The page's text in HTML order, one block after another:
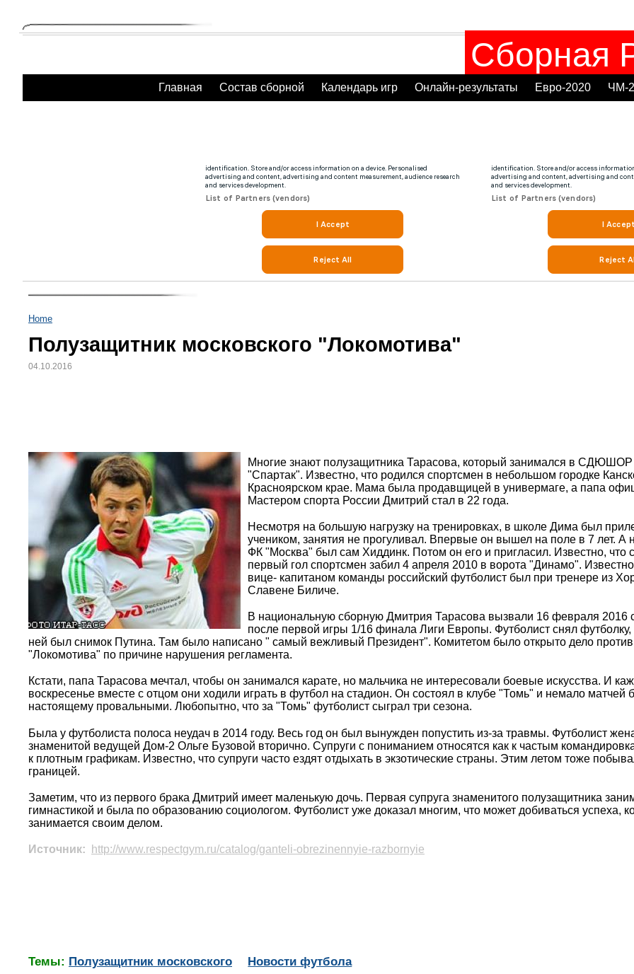
Сборная
Главная Состав сборной Календарь игр Онлайн-результаты Евро-2020 ЧМ-
Home
Полузащитник московского "Локомотива"
04.10.2016
Многие знают полузащитника Тарасова, который занимался в СДЮШОР
"Спартак". Известно, что родился спортсмен в небольшом городке
Красноярском крае. Мама была продавщицей в универмаге, а папа
Мастером спорта России Дмитрий стал в 22 года.
Несмотря на большую нагрузку на тренировках, в школе Дима был
учеником, занятия не прогуливал. Впервые он вышел на поле в 7 лет. А
ФК "Москва" был сам Хиддинк. Потом он его и пригласил. Известно, что
первый гол спортсмен забил 4 апреля 2010 в ворота "Динамо".
вице- капитаном команды российский футболист был при тренере из
Славене Биличе.
В национальную сборную Дмитрия Тарасова вызвали 16 февраля 2016
после первой игры 1/16 финала Лиги Европы. Футболист снял футболку,
ней был снимок Путина. Там было написано " самый вежливый Президент". Комитетом было открыто дело против
"Локомотива" по причине нарушения регламента.
Кстати, папа Тарасова мечтал, чтобы он занимался карате, но мальчика не интересовали боевые искусства. И
воскресенье вместе с отцом они ходили играть в футбол на стадион. Он состоял в клубе "Томь" и немало матчей
настоящему провальными. Любопытно, что за "Томь" футболист сыграл три сезона.
Была у футболиста полоса неудач в 2014 году. Весь год он был вынужден попустить из-за травмы. Футболист
знаменитой ведущей Дом-2 Ольге Бузовой вторично. Супруги с пониманием относятся как к частым
к плотным графикам. Известно, что супруги часто ездят отдыхать в экзотические страны. Этим летом тоже
границей.
Заметим, что из первого брака Дмитрий имеет маленькую дочь. Первая супруга знаменитого полузащитника
гимнастикой и была по образованию социологом. Футболист уже доказал многим, что может добиваться успеха,
занимается своим делом.
Источник: http://www.respectgym.ru/catalog/ganteli-obrezinennyie-razbornyie
Темы: Полузащитник московского Новости футбола